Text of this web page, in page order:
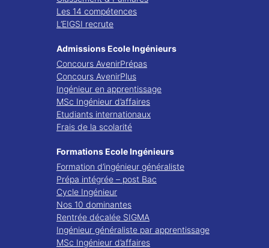
Les 14 compétences
L’EIGSI recrute
Admissions Ecole Ingénieurs
Concours AvenirPrépas
Concours AvenirPlus
Ingénieur en apprentissage
MSc Ingénieur d’affaires
Etudiants internationaux
Frais de la scolarité
Formations Ecole Ingénieurs
Formation d’ingénieur généraliste
Prépa intégrée – post Bac
Cycle Ingénieur
Nos 10 dominantes
Rentrée décalée SIGMA
Ingénieur généraliste par apprentissage
MSc Ingénieur d’affaires